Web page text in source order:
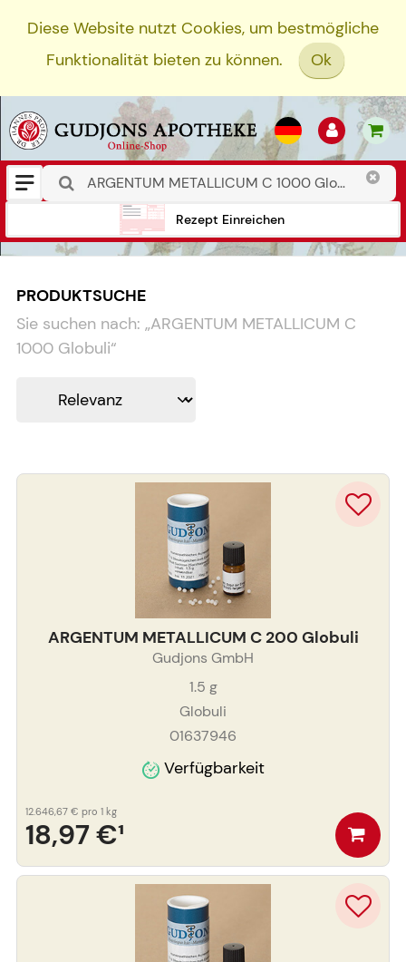
Diese Website nutzt Cookies, um bestmögliche
Funktionalität bieten zu können.
Ok
Rezept Einreichen
PRODUKTSUCHE
Sie suchen nach: „ARGENTUM METALLICUM C
1000 Globuli“
ARGENTUM METALLICUM C 200 Globuli
Gudjons GmbH
1.5 g
Globuli
01637946
Verfügbarkeit
18,97 €¹
12.646,67 € pro 1 kg